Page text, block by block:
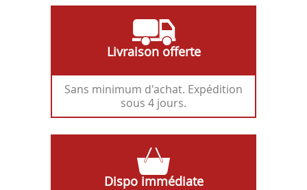
Livraison offerte
Sans minimum d'achat. Expédition
sous 4 jours.
Dispo immédiate